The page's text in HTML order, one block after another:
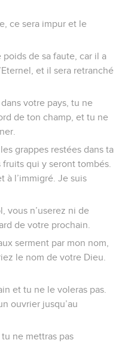
ce sera impur et le
de sa faute, car il a
et il sera retranché
votre pays, tu ne
de ton champ, et tu ne
grappes restées dans ta
qui y seront tombés.
à l’immigré. Je suis
vous n’userez ni de
de votre prochain.
serment par mon nom,
le nom de votre Dieu.
et tu ne le voleras pas.
ouvrier jusqu’au
ne mettras pas